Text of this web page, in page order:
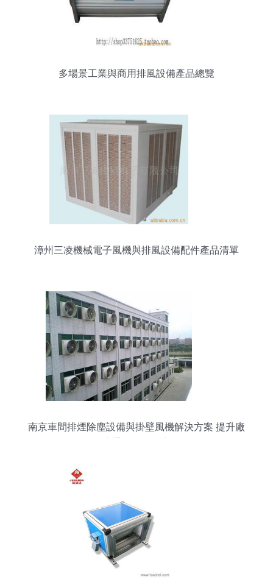
多場景工業與商用排風設備產品總覽
漳州三凌機械電子風機與排風設備配件產品清單
南京車間排煙除塵設備與掛壁風機解決方案 提升廠